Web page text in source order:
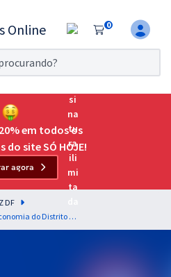
0
por 7 dias!
para o Exame da
as principais
20% em todos os
do site SÓ HOJE!
agora
DF
SEFAZ DF - Secretaria de Estado de Economia do Distrito Federal - Auditor Fiscal da Receita do Distrito Federal